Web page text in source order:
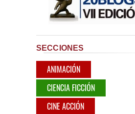
SECCIONES
ANIMACIÓN
CIENCIA FICCIÓN
CINE ACCIÓN